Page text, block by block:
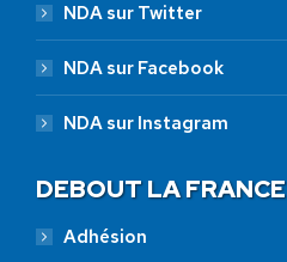
NDA sur Twitter
NDA sur Facebook
NDA sur Instagram
DEBOUT LA FRANCE
Adhésion